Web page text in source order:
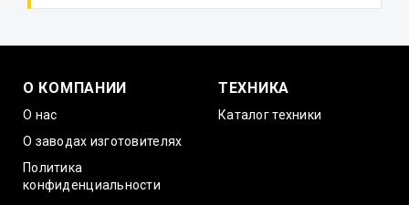
О КОМПАНИИ
О нас
О заводах изготовителях
Политика
конфиденциальности
ТЕХНИКА
Каталог техники